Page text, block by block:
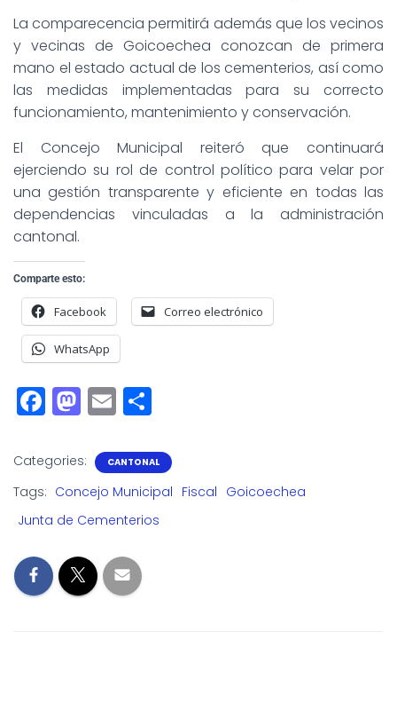
La comparecencia permitirá además que los vecinos
y vecinas de Goicoechea conozcan de primera
mano el estado actual de los cementerios, así como
las medidas implementadas para su correcto
funcionamiento, mantenimiento y conservación.
El Concejo Municipal reiteró que continuará
ejerciendo su rol de control político para velar por
una gestión transparente y eficiente en todas las
dependencias vinculadas a la administración
cantonal.
Comparte esto:
Facebook Correo electrónico
WhatsApp
F
a
c
e
b
o
k
M
a
st
o
d
n
E
m
ai
l
a
r
e
Categories: CANTONAL
Tags: Concejo Municipal Fiscal Goicoechea
Junta de Cementerios